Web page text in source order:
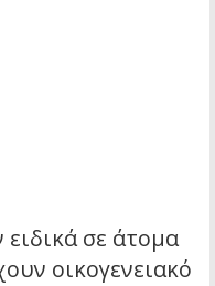
σε άτομα
οικογενειακό